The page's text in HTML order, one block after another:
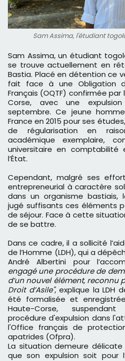
Sam Assima, l'étudiant
Sam Assima, un étudiant togolais menacé d'expulsion,
se trouve actuellement en
Bastia. Placé en détention ce
fait face à une Obligation
Français (OQTF) confirmée
Corse, avec une
septembre. Ce jeune
France en 2015 pour ses
de régularisation en
académique exemplaire,
universitaire en
l’État.
Cependant, malgré ses
entrepreneurial à caractère
dans un organisme bastiais,
jugé suffisants ces éléments
de séjour. Face à cette
de se battre.
Dans ce cadre, il a sollicité
de l’Homme (LDH), qui a
André Albertini pour
engagé une procédure de
d’un nouvel élément, reconnu
Droit d’Asile", explique la LDH
été formalisée et
Haute-Corse,
procédure d'expulsion dans
l'Office français de
apatrides (Ofpra).
La situation demeure délicate
que son expulsion soit pour